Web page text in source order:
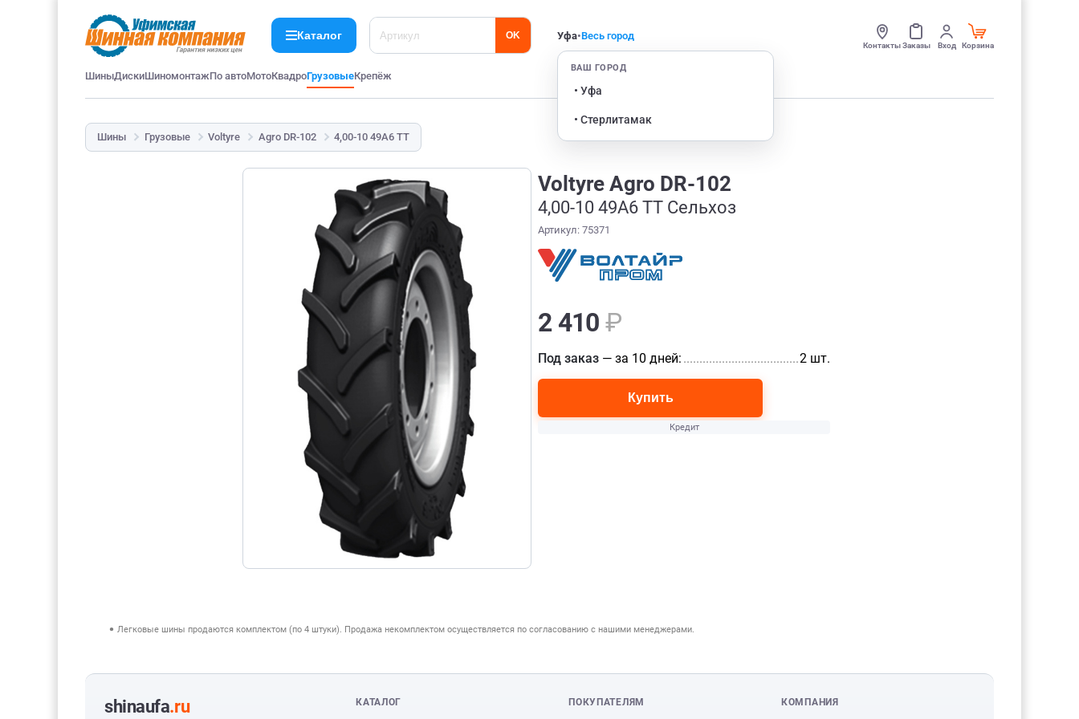
Каталог OK Уфа•Весь город
ВАШ ГОРОД
• Уфа
• Стерлитамак
КонтактыЗаказы Вход Корзина
ШиныДискиШиномонтажПо автоМотоКвадроГрузовыеКрепёж
Шины Грузовые Voltyre Agro DR-102 4,00-10 49A6 TT
Voltyre Agro DR-102
4,00-10 49A6 TT Сельхоз
Артикул: 75371
2 410₽
Под заказ — за 10 дней: .................................................................
2 шт.
Купить
Кредит
Легковые шины продаются комплектом (по 4 штуки). Продажа некомплектом осуществляется по согласованию с нашими менеджерами.
shinaufa.ru КАТАЛОГ ПОКУПАТЕЛЯМ КОМПАНИЯ